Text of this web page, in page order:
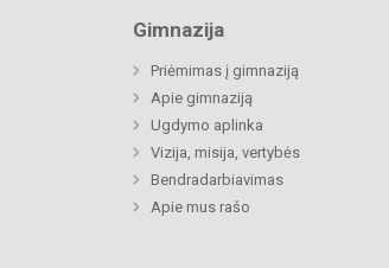
Gimnazija
Priėmimas į gimnaziją
Apie gimnaziją
Ugdymo aplinka
Vizija, misija, vertybės
Bendradarbiavimas
Apie mus rašo